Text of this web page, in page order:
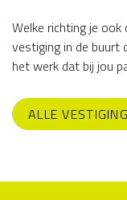
Welke richting je
vestiging in de buurt
het werk dat bij jou
ALLE